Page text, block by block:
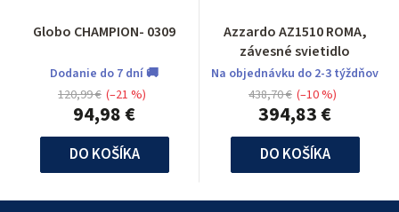
Globo CHAMPION- 0309
Dodanie do 7 dní 🚚
94,98 €
120,99 € (–21 %)
DO KOŠÍKA
Azzardo AZ1510 ROMA,
závesné svietidlo
Na objednávku do 2-3 týždňov
394,83 €
438,70 € (–10 %)
DO KOŠÍKA